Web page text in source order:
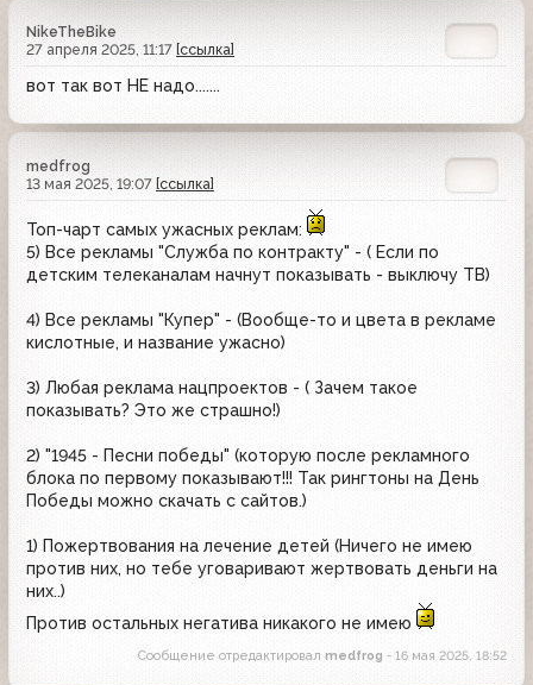
NikeTheBike
27 апреля 2025, 11:17 [ссылка]
вот так вот НЕ надо.......
medfrog
13 мая 2025, 19:07 [ссылка]
Топ-чарт самых ужасных реклам:
5) Все рекламы "Служба по контракту" - ( Если по
детским телеканалам начнут показывать - выключу ТВ)
4) Все рекламы "Купер" - (Вообще-то и цвета в рекламе
кислотные, и название ужасно)
3) Любая реклама нацпроектов - ( Зачем такое
показывать? Это же страшно!)
2) "1945 - Песни победы" (которую после рекламного
блока по первому показывают!!! Так рингтоны на День
Победы можно скачать с сайтов.)
1) Пожертвования на лечение детей (Ничего не имею
против них, но тебе уговаривают жертвовать деньги на
них..)
Против остальных негатива никакого не имею
Сообщение отредактировал medfrog - 16 мая 2025, 18:52